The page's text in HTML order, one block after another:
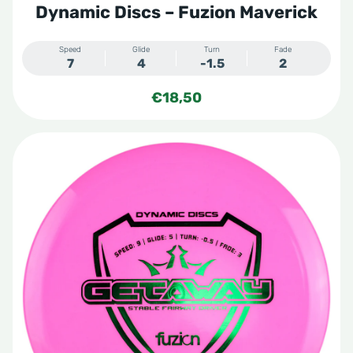
Dynamic Discs – Fuzion Maverick
Speed
7
Glide
4
Turn
-1.5
Fade
2
€18,50